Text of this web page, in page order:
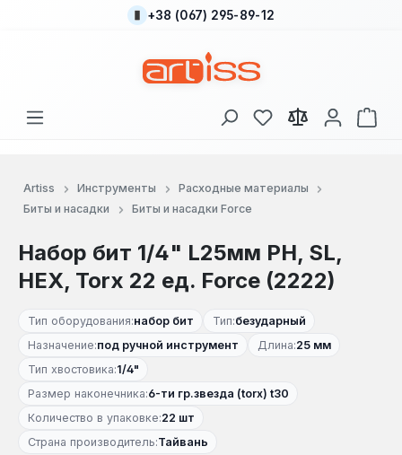
Перейти к основному содержанию
+38 (067) 295-89-12
У вас есть товары
В
Artiss Инструменты
Расходные материалы
Биты и насадки
Биты и насадки Force
Набор бит 1/4" L25мм PH, SL,
HEX, Torx 22 ед. Force (2222)
Тип оборудования:набор бит Тип:безударный
Назначение:под ручной инструмент Длина:25 мм
Тип хвостовика:1/4"
Размер наконечника:6-ти гр.звезда (torx) t30
Количество в упаковке:22 шт
Страна производитель:Тайвань